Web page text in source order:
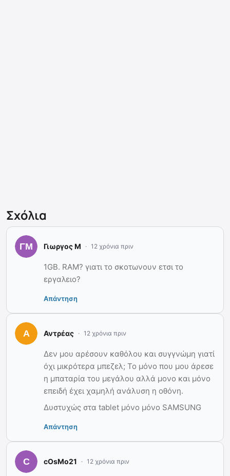
Σχόλια
Γιωργος Μ 12 χρόνια πριν
1GB. RAM? γιατι το σκοτωνουν ετσι το
εργαλειο?
Απάντηση
Αντρέας 12 χρόνια πριν
Δεν μου αρέσουν καθόλου και συγγνώμη γιατί
όχι μικρότερα μπεζελ; Το μόνο που μου άρεσε
η μπαταρία του μεγάλου αλλά μονο και μόνο
επειδή έχει χαμηλή ανάλυση η οθόνη.
Δυστυχώς στα tablet μόνο μόνο SAMSUNG
Απάντηση
cOsMo21 12 χρόνια πριν